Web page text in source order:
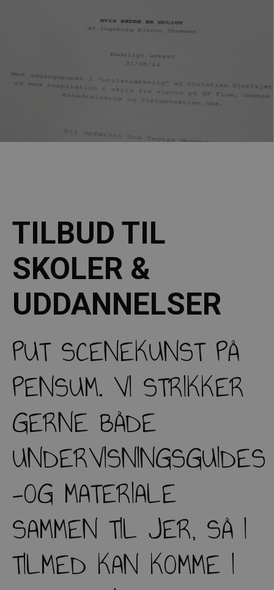
TILBUD TIL
SKOLER &
UDDANNELSER
PUT SCENEKUNST PÅ
PENSUM. VI STRIKKER
GERNE BÅDE
UNDERVISNINGSGUIDES
-OG MATERIALE
SAMMEN TIL JER, SÅ I
TILMED KAN KOMME I